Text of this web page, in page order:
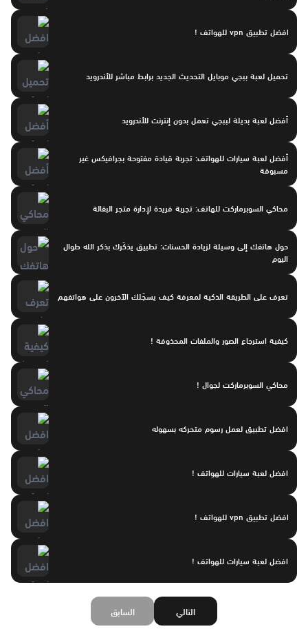
افضل تطبيق vpn للهواتف !
تحميل لعبة ببجي موبايل التحديث الجديد برابط مباشر للأندرويد
أفضل لعبة بديلة لببجي تعمل بدون إنترنت للأندرويد
أفضل لعبة سيارات للهواتف: تجربة قيادة مفتوحة بجرافيكس غير
مسبوقة
محاكي السوبرماركت للهاتف: تجربة فريدة لإدارة متجر البقالة
حول هاتفك إلى وسيلة لزيادة الحسنات: تطبيق يذكّرك بذكر الله طوال
اليوم
تعرف على الطريقة الذكية لمعرفة كيف يسجّلك الآخرون على هواتفهم
كيفية استرجاع الصور والملفات المحذوفة !
محاكي السوبرماركت لجوال !
افضل تطبيق لعمل رسوم متحركه بسهوله
افضل لعبة سيارات للهواتف !
افضل تطبيق vpn للهواتف !
افضل لعبة سيارات للهواتف !
السابق التالي